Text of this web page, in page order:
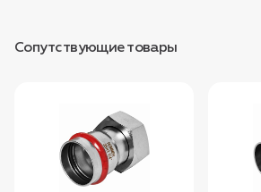
Сопутствующие товары